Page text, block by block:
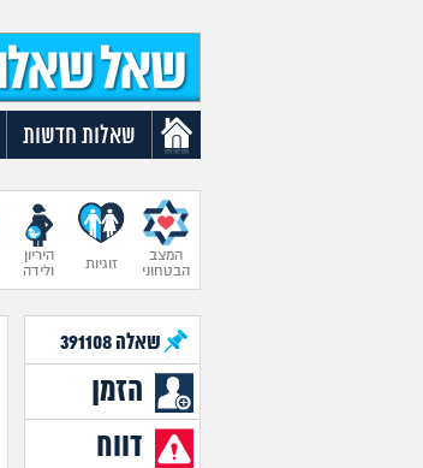
שאלות חדשות
המצב
הבטחוני
זוגיות
היריון
ולידה
שאלה391108
הזמן
דווח